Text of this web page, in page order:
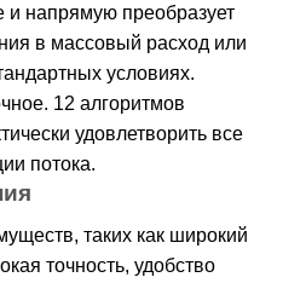
и напрямую преобразует
в массовый расход или
условиях.
12 алгоритмов
удовлетворить все
потока.
таких как широкий
точность, удобство